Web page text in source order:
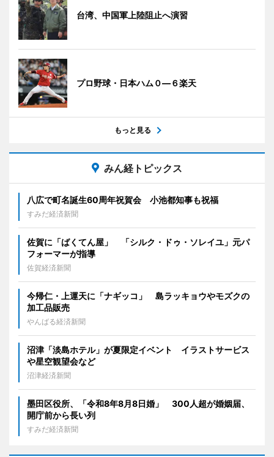
台湾、中国軍上陸阻止へ演習
プロ野球・日本ハム０―６楽天
もっと見る
みん経トピックス
八広で町名誕生60周年祝賀会 小池都知事も祝福
すみだ経済新聞
佐賀に「ばくてん屋」 「シルク・ドゥ・ソレイユ」元パ
フォーマーが指導
佐賀経済新聞
今帰仁・上運天に「ナギッコ」 島ラッキョウやモズクの
加工品販売
やんばる経済新聞
沼津「淡島ホテル」が夏限定イベント イラストサービス
や星空観望会など
沼津経済新聞
墨田区役所、「令和8年8月8日婚」 300人超が婚姻届、
開庁前から長い列
すみだ経済新聞